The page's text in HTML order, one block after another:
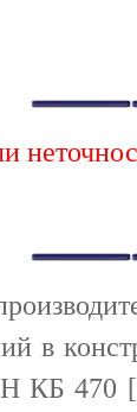
в
КБ 470